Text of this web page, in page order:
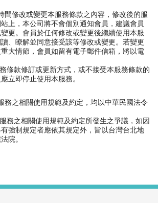
間修改或變更本服務條款之內容，修改後的服
上，本公司將不會個別通知會員，建議會員
更。會員於任何修改或變更後繼續使用本服
、瞭解並同意接受該等修改或變更。若變更
大情節，會員如留有電子郵件信箱，將以電
條款修訂或更新方式，或不接受本服務條款的
立即停止使用本服務。
務之相關使用規範及約定，均以中華民國法令
務之相關使用規範及約定所發生之爭議，如因
強制規定者應依其規定外，皆以台灣台北地
院。